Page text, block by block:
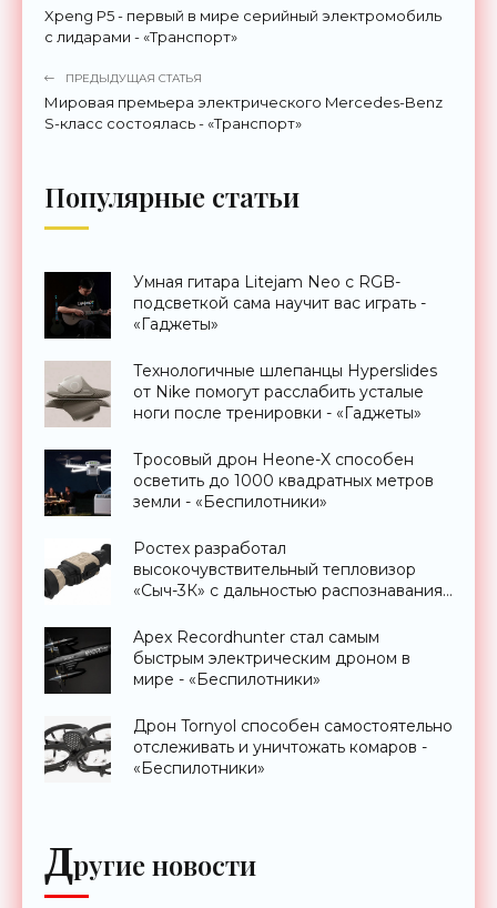
Xpeng P5 - первый в мире серийный электромобиль
с лидарами - «Транспорт»
ПРЕДЫДУЩАЯ СТАТЬЯ
Мировая премьера электрического Mercedes-Benz
S-класс состоялась - «Транспорт»
Популярные статьи
Умная гитара Litejam Neo с RGB-
подсветкой сама научит вас играть -
«Гаджеты»
Технологичные шлепанцы Hyperslides
от Nike помогут расслабить усталые
ноги после тренировки - «Гаджеты»
Тросовый дрон Heone-X способен
осветить до 1000 квадратных метров
земли - «Беспилотники»
Ростех разработал
высокочувствительный тепловизор
«Сыч-3К» с дальностью распознавания
Apex Recordhunter стал самым
быстрым электрическим дроном в
мире - «Беспилотники»
Дрон Tornyol способен самостоятельно
отслеживать и уничтожать комаров -
«Беспилотники»
Другие новости